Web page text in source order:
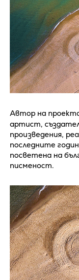
Автор на
артист,
произведения,
последните
посветена на
писменост.